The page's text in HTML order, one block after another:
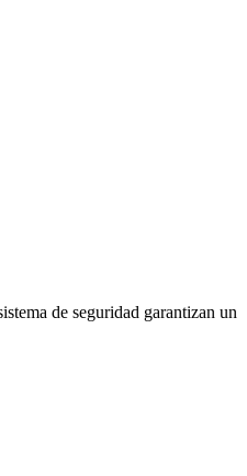
de seguridad garantizan un